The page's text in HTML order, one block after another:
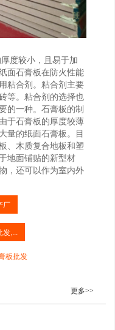
度较小，且易于加
面石膏板在防火性能
粘合剂。粘合剂主要
等。粘合剂的选择也
的一种。石膏板的制
于石膏板的厚度较薄
量的纸面石膏板。目
、木质复合地板和塑
地面铺贴的新型材
，还可以作为室内外
厂
发,...
板批发
更多>>